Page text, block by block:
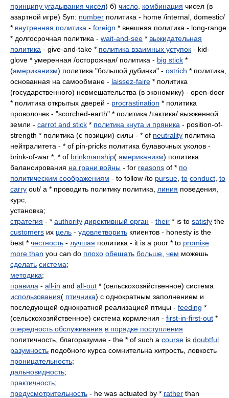
принципу угадывания чисел) б) число комбинация чисел (в
азартной игре) Syn: number политика - home /internal, domestic/
* внутренняя политика - foreign * внешняя политика - long-range
* долгосрочная политика - wait-and-see * выжидательная
политика - give-and-take * политика взаимных уступок - kid-
glove * умеренная /осторожная/ политика - big stick *
(американизм) политика "большой дубинки" - ostrich * политика,
основанная на самообмане - laissez-faire * политика
(государственного) невмешательства (в экономику) - open-door
* политика открытых дверей - procrastination * политика
проволочек - "scorched-earth" * политика /тактика/ выжженной
земли - carrot and stick * политика кнута и пряника - position-of-
strength * политика (с позиции) силы - * of neutrality политика
нейтралитета - * of pin-pricks политика булавочных уколов -
brink-of-war *, * of brinkmanship( американизм) политика
балансирования на грани войны - for reasons of * по
политическим соображениям - to follow /to pursue to conduct to
carry out/ a * проводить политику политика, линия поведения,
курс;
установка;
стратегия - * authority директивный орган - their * is to satisfy the
customers их цель - удовлетворить клиентов - honesty is the
best * честность - лучшая политика - it is a poor * to promise
more than you can do плохо обещать больше чем можешь
сделать система;
методика;
правила - all-in and all-out * (сельскохозяйственное) система
использования( птичника) с однократным заполнением и
последующей однократной реализацией птицы - feeding *
(сельскохозяйственное) система кормления - first-in-first-out *
очередность обслуживания в порядке поступления
политичность, благоразумие - the * of such a course is doubtful
разумность подобного курса сомнительна хитрость, ловкость
проницательность;
дальновидность;
практичность;
предусмотрительность - he was actuated by * rather than